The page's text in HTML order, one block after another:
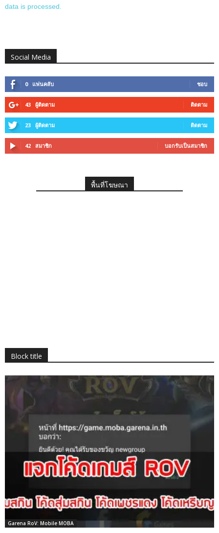
data is processed.
Social Media
0 แฟนคลับ ชอบ
43 ผู้ติดตาม ติดตาม
23 ผู้ติดตาม ติดตาม
42 สมาชิก บอกรับเป็นสมาชิก
พื้นที่โฆษณา
Block title
Garena RoV: Mobile MOBA